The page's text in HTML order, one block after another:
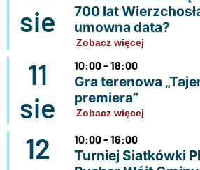
sie
700 lat
umowna data?
Zobacz więcej
11
sie
10:00 - 18:00
Gra terenowa
premiera”
Zobacz więcej
12
10:00 - 16:00
Turniej Siatkówki